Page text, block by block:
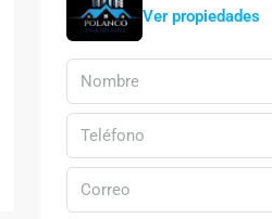
Ver propiedades